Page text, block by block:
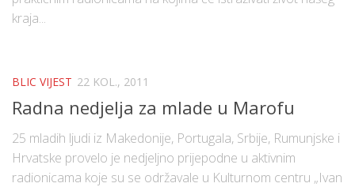
kraja...
BLIC VIJEST 22 KOL., 2011
Radna nedjelja za mlade u Marofu
25 mladih ljudi iz Makedonije, Portugala, Srbije, Rumunjske i
Hrvatske provelo je nedjeljno prijepodne u aktivnim
radionicama koje su se održavale u Kulturnom centru „Ivan